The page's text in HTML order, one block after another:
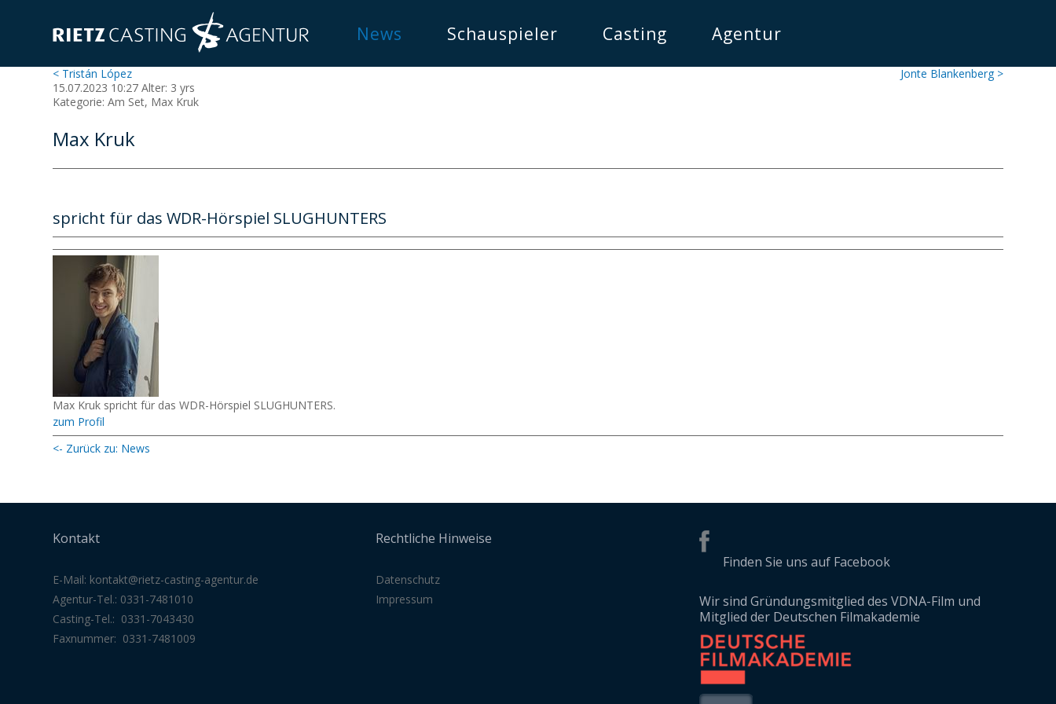
News Schauspieler Casting Agentur
Jonte Blankenberg >
< Tristán López
15.07.2023 10:27 Alter: 3 yrs
Kategorie: Am Set, Max Kruk
Max Kruk
spricht für das WDR-Hörspiel SLUGHUNTERS
Max Kruk spricht für das WDR-Hörspiel SLUGHUNTERS.
zum Profil
<- Zurück zu: News
Kontakt
E-Mail: kontakt@rietz-casting-agentur.de
Agentur-Tel.: 0331-7481010
Casting-Tel.: 0331-7043430
Faxnummer: 0331-7481009
Rechtliche Hinweise
Datenschutz
Impressum
Finden Sie uns auf Facebook
Wir sind Gründungsmitglied des VDNA-Film und
Mitglied der Deutschen Filmakademie